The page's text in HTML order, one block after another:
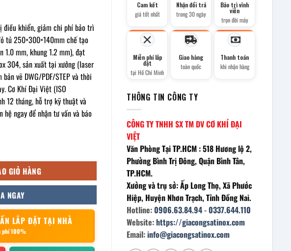
điều khiển, giảm chi phí bảo trì
tủ 250×300×140mm chế tạo
1.0 mm, khung 1.2 mm), đạt
304, sản xuất tại xưởng (laser
vẽ DWG/PDF/STEP và thời
Cơ Khí Đại Việt (ISO
12 tháng, hỗ trợ kỹ thuật và
ngay để nhận tư vấn và báo
số lượng
GIỎ HÀNG
NGAY
LẮP ĐẶT TẠI NHÀ
phí 100%
Cam kết
giá tốt nhất
Nhận đổi trả
trong 30 ngày
Bảo trì vĩnh
viễn
trọn đời máy
Miễn phí lắp
đặt
tại Hồ Chí Minh
Giao hàng
toàn quốc
Thanh toán
khi nhận hàng
THÔNG TIN CÔNG TY
CÔNG TY TNHH SX TM DV CƠ KHÍ ĐẠI
VIỆT
Văn Phòng Tại TP.HCM : 518 Hương lộ 2,
Phường Bình Trị Đông, Quận Bình Tân,
TP.HCM.
Xưởng và trụ sở: Ấp Long Thọ, Xã Phước
Hiệp, Huyện Nhơn Trạch, Tỉnh Đồng Nai.
Hotline:0906.63.84.94-0337.644.110
Website:https://giacongsatinox.com
Email:info@giacongsatinox.com